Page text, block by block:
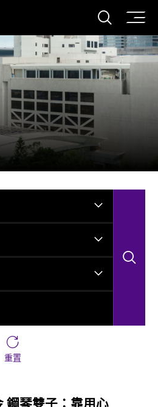
打開
重置
鋼琴雙子：靠用心